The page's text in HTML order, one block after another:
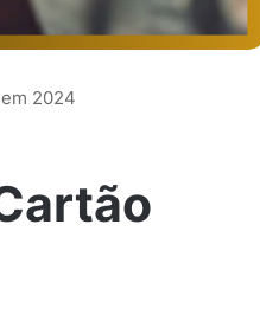
2024